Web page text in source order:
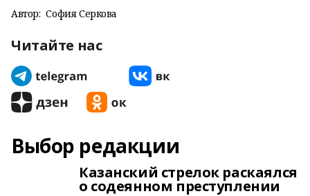
Автор: София Серкова
Читайте нас
Выбор редакции
Казанский стрелок раскаялся
о содеянном преступлении